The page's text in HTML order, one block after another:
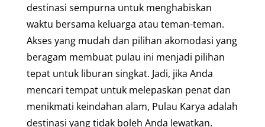
destinasi sempurna untuk menghabiskan
waktu bersama keluarga atau teman-teman.
Akses yang mudah dan pilihan akomodasi yang
beragam membuat pulau ini menjadi pilihan
tepat untuk liburan singkat. Jadi, jika Anda
mencari tempat untuk melepaskan penat dan
menikmati keindahan alam, Pulau Karya adalah
destinasi yang tidak boleh Anda lewatkan.